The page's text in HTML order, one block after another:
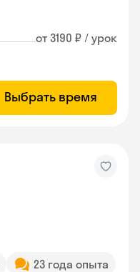
от 3190 ₽ / урок
Выбрать время
23 года опыта